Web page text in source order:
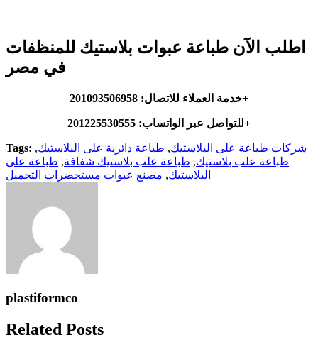
اطلب الآن طباعة عبوات بلاستيك للمنظفات
في مصر
خدمة العملاء للاتصال: 201093506958+
للتواصل عبر الواتساب:201225530555+
Tags: شركات طباعة على البلاستيك, طباعة دائرية على البلاستيك,
طباعة علب بلاستيك, طباعة علب بلاستيك شفافة, طباعة على
البلاستيك, مصنع عبوات مستحضرات التجميل
plastiformco
Related Posts